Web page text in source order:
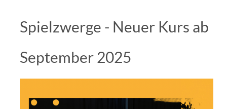
Spielzwerge - Neuer Kurs ab
September 2025